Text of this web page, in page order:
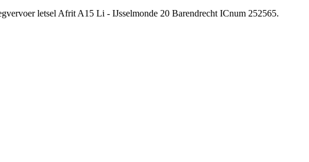
letsel Afrit A15 Li - IJsselmonde 20 Barendrecht ICnum 252565.